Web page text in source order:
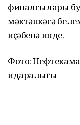
финалсылары
мәктәпкәсә
иҫәбенә инде.
Фото:
идаралығы